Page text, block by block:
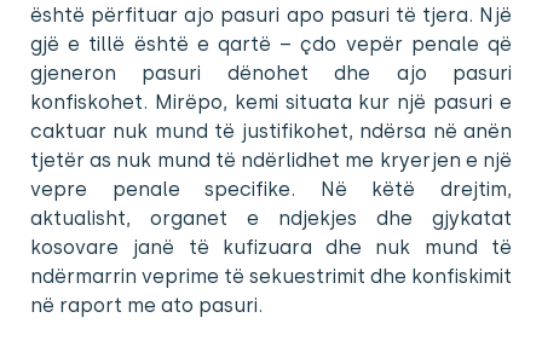
është përfituar ajo pasuri apo pasuri të tjera. Një
gjë e tillë është e qartë – çdo vepër penale që
gjeneron pasuri dënohet dhe ajo pasuri
konfiskohet. Mirëpo, kemi situata kur një pasuri e
caktuar nuk mund të justifikohet, ndërsa në anën
tjetër as nuk mund të ndërlidhet me kryerjen e një
vepre penale specifike. Në këtë drejtim,
aktualisht, organet e ndjekjes dhe gjykatat
kosovare janë të kufizuara dhe nuk mund të
ndërmarrin veprime të sekuestrimit dhe konfiskimit
në raport me ato pasuri.